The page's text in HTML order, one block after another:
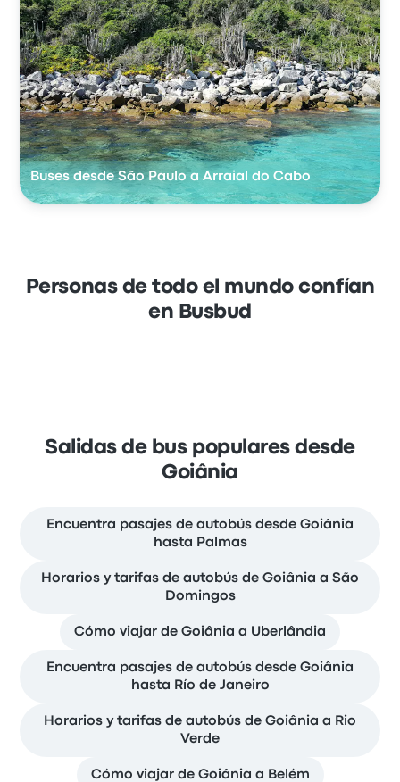
Buses desde São Paulo a Arraial do Cabo
Personas de todo el mundo confían
en Busbud
Salidas de bus populares desde
Goiânia
Encuentra pasajes de autobús desde Goiânia
hasta Palmas
Horarios y tarifas de autobús de Goiânia a São
Domingos
Cómo viajar de Goiânia a Uberlândia
Encuentra pasajes de autobús desde Goiânia
hasta Río de Janeiro
Horarios y tarifas de autobús de Goiânia a Rio
Verde
Cómo viajar de Goiânia a Belém